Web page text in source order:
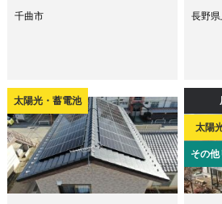
千曲市 長野
太陽光・蓄電池
太陽
その他